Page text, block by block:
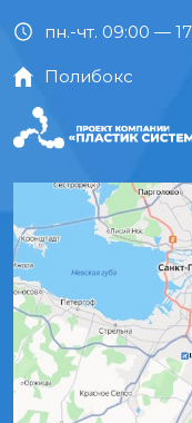
пн.-чт. 09:00 —
Полибокс